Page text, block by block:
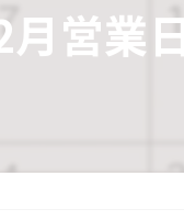
営業